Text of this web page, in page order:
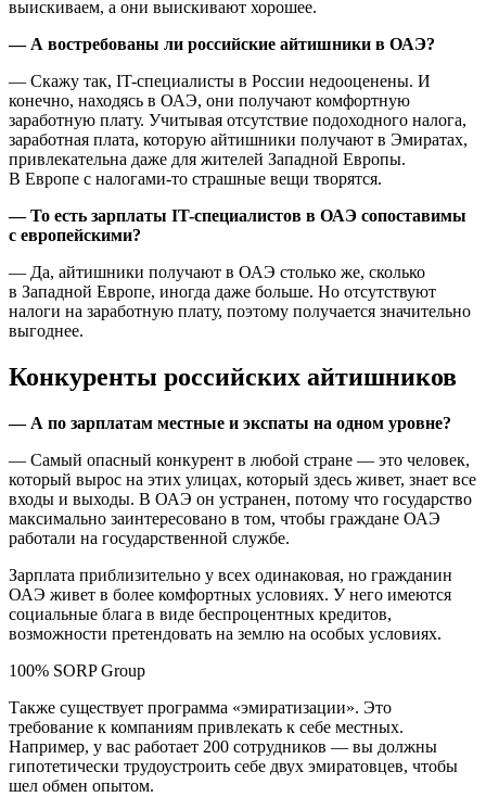
выискиваем, а они выискивают хорошее.
— А востребованы ли российские айтишники в ОАЭ?
— Скажу так, IT-специалисты в России недооценены. И
конечно, находясь в ОАЭ, они получают комфортную
заработную плату. Учитывая отсутствие подоходного налога,
заработная плата, которую айтишники получают в Эмиратах,
привлекательна даже для жителей Западной Европы.
В Европе с налогами-то страшные вещи творятся.
— То есть зарплаты IT-специалистов в ОАЭ сопоставимы
с европейскими?
— Да, айтишники получают в ОАЭ столько же, сколько
в Западной Европе, иногда даже больше. Но отсутствуют
налоги на заработную плату, поэтому получается значительно
выгоднее.
Конкуренты российских айтишников
— А по зарплатам местные и экспаты на одном уровне?
— Самый опасный конкурент в любой стране — это человек,
который вырос на этих улицах, который здесь живет, знает все
входы и выходы. В ОАЭ он устранен, потому что государство
максимально заинтересовано в том, чтобы граждане ОАЭ
работали на государственной службе.
Зарплата приблизительно у всех одинаковая, но гражданин
ОАЭ живет в более комфортных условиях. У него имеются
социальные блага в виде беспроцентных кредитов,
возможности претендовать на землю на особых условиях.
100% SORP Group
Также существует программа «эмиратизации». Это
требование к компаниям привлекать к себе местных.
Например, у вас работает 200 сотрудников — вы должны
гипотетически трудоустроить себе двух эмиратовцев, чтобы
шел обмен опытом.